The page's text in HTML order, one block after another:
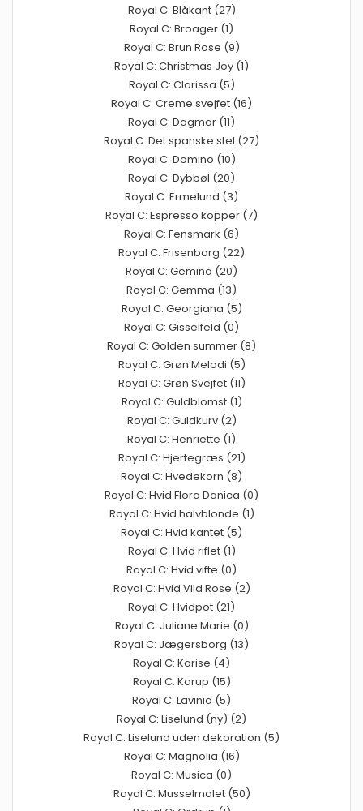
Royal C: Blåkant (27)
Royal C: Broager (1)
Royal C: Brun Rose (9)
Royal C: Christmas Joy (1)
Royal C: Clarissa (5)
Royal C: Creme svejfet (16)
Royal C: Dagmar (11)
Royal C: Det spanske stel (27)
Royal C: Domino (10)
Royal C: Dybbøl (20)
Royal C: Ermelund (3)
Royal C: Espresso kopper (7)
Royal C: Fensmark (6)
Royal C: Frisenborg (22)
Royal C: Gemina (20)
Royal C: Gemma (13)
Royal C: Georgiana (5)
Royal C: Gisselfeld (0)
Royal C: Golden summer (8)
Royal C: Grøn Melodi (5)
Royal C: Grøn Svejfet (11)
Royal C: Guldblomst (1)
Royal C: Guldkurv (2)
Royal C: Henriette (1)
Royal C: Hjertegræs (21)
Royal C: Hvedekorn (8)
Royal C: Hvid Flora Danica (0)
Royal C: Hvid halvblonde (1)
Royal C: Hvid kantet (5)
Royal C: Hvid riflet (1)
Royal C: Hvid vifte (0)
Royal C: Hvid Vild Rose (2)
Royal C: Hvidpot (21)
Royal C: Juliane Marie (0)
Royal C: Jægersborg (13)
Royal C: Karise (4)
Royal C: Karup (15)
Royal C: Lavinia (5)
Royal C: Liselund (ny) (2)
Royal C: Liselund uden dekoration (5)
Royal C: Magnolia (16)
Royal C: Musica (0)
Royal C: Musselmalet (50)